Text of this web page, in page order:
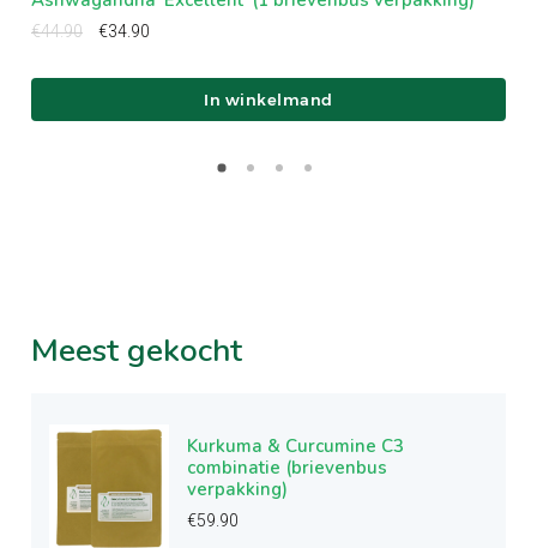
Meest gekocht
Kurkuma & Curcumine C3
combinatie (brievenbus
verpakking)
€59.90
€44.90
Oorspronkelijke
€44.90.
€34.90
€34.90.
In winkelmand